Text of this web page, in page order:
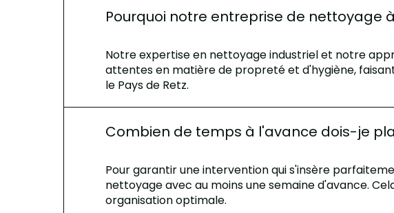
Pourquoi notre entreprise de nettoyage
Notre expertise en nettoyage industriel et notre
attentes en matière de propreté et d'hygiène,
le Pays de Retz.
Combien de temps à l'avance dois-je
Pour garantir une intervention qui s'insère
nettoyage avec au moins une semaine d'avance.
organisation optimale.